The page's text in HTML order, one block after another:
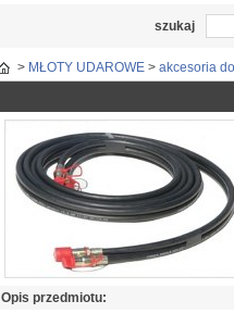
szukaj
> MŁOTY UDAROWE > akcesoria
Opis przedmiotu: